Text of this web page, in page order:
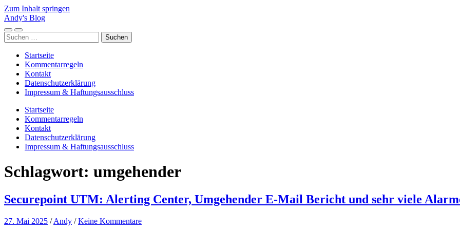
Zum Inhalt springen
Andy's Blog
Mobile-
Menü
Suchfeld
ein-/ausblenden
Suchen
nach:
Startseite
Kommentarregeln
Kontakt
Datenschutzerklärung
Impressum & Haftungsausschluss
Startseite
Kommentarregeln
Kontakt
Datenschutzerklärung
Impressum & Haftungsausschluss
Schlagwort: umgehender
Securepoint UTM: Alerting Center, Umgehender E-Mail Bericht und sehr viele
27. Mai 2025 /Andy /Keine Kommentare